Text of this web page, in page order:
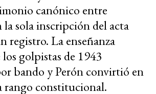
canónico entre
la sola inscripción del acta
registro. La enseñanza
golpistas de 1943
bando y Perón convirtió en
rango constitucional.